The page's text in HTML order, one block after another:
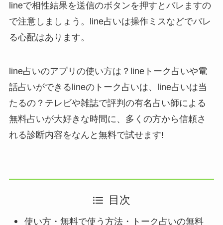
lineで相性結果を送信のボタンを押すとバレますの
で注意しましょう。line占いは操作ミスなどでバレ
る心配はあります。
line占いのアプリの使い方は？lineトーク占いや電
話占いができるlineのトーク占いは、line占いは当
たるの？テレビや雑誌で評判の有名占い師による
無料占いが大好きな時間に、多くの方から信頼さ
れる診断内容をなんと無料で試せます!
目次
使い方・無料で使う方法・トーク占いの無料